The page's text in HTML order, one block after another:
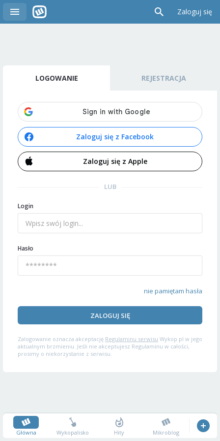
Zaloguj się
LOGOWANIE REJESTRACJA
Zaloguj się z Facebook
Zaloguj się z Apple
LUB
Login
Hasło
nie pamiętam hasła
ZALOGUJ SIĘ
Zalogowanie oznacza akceptację Regulaminu serwisu Wykop.pl w jego
aktualnym brzmieniu. Jeśli nie akceptujesz Regulaminu w całości,
prosimy o niekorzystanie z serwisu.
Główna Wykopalisko Hity Mikroblog